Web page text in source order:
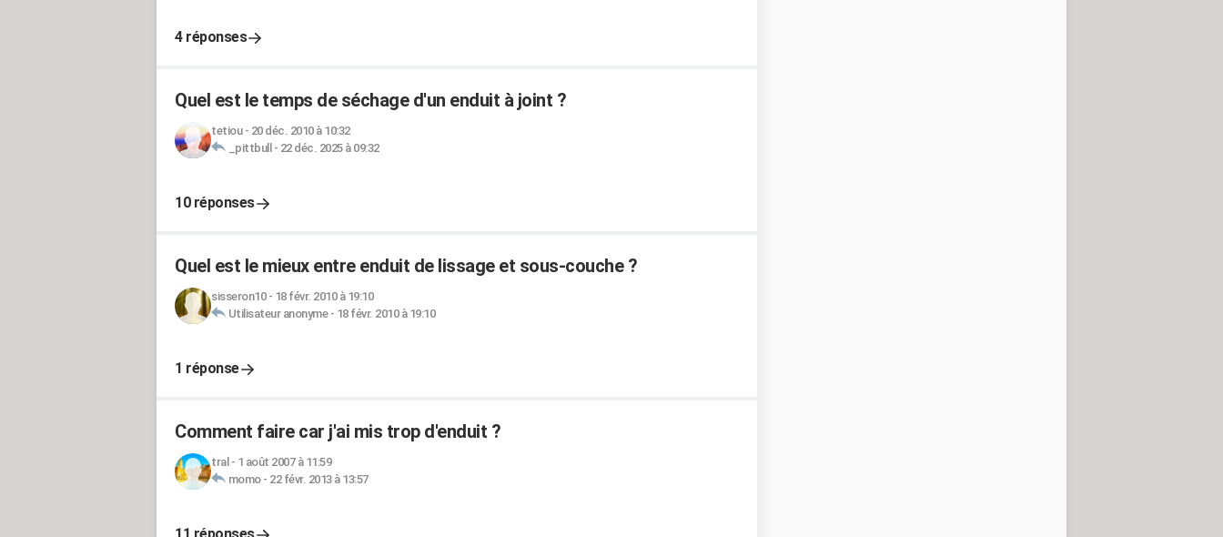
4 réponses
Quel est le temps de séchage d'un enduit à joint ?
tetiou- 20 déc. 2010 à 10:32
_pittbull - 22 déc. 2025 à 09:32
10 réponses
Quel est le mieux entre enduit de lissage et sous-couche ?
sisseron10- 18 févr. 2010 à 19:10
Utilisateur anonyme- 18 févr. 2010 à 19:10
1 réponse
Comment faire car j'ai mis trop d'enduit ?
tral - 1 août 2007 à 11:59
momo- 22 févr. 2013 à 13:57